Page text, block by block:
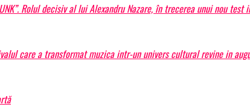
Rolul decisiv al lui Alexandru Nazare, în trecerea unui nou test
care a transformat muzica intr-un univers cultural revine in